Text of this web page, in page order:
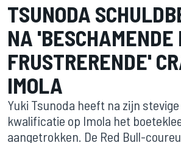
TSUNODA
NA 'BESCHAMENDE
FRUSTRERENDE'
IMOLA
Yuki Tsunoda heeft na zijn
kwalificatie op Imola het
aangetrokken. De Red Bull-